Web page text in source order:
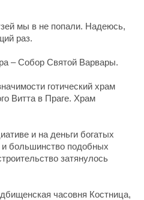
мы в не попали. Надеюсь,
раз.
– Собор Святой Варвары.
готический храм
Витта в Праге. Храм
и на деньги богатых
и большинство подобных
затянулось
часовня Костница,